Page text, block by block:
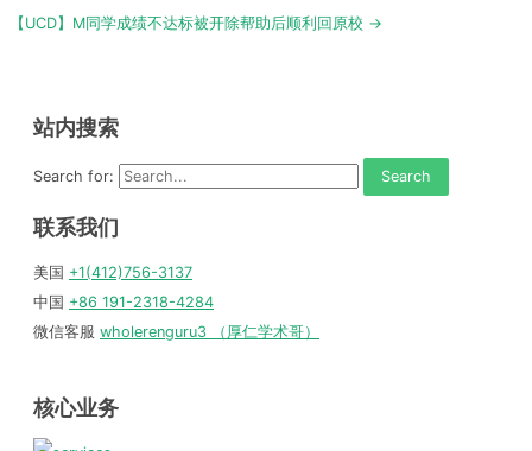
【UCD】M同学成绩不达标被开除帮助后顺利回原校 →
站内搜索
Search for:
联系我们
美国 +1(412)756-3137
中国 +86 191-2318-4284
微信客服 wholerenguru3 （厚仁学术哥）
核心业务